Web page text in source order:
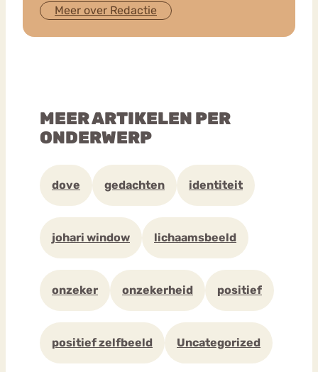
Meer over Redactie
MEER ARTIKELEN PER
ONDERWERP
dove gedachten identiteit
johari window lichaamsbeeld
onzeker onzekerheid positief
positief zelfbeeld Uncategorized